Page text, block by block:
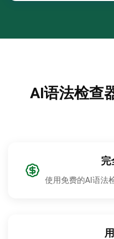
AI语法检查
完
使用免费的AI语法